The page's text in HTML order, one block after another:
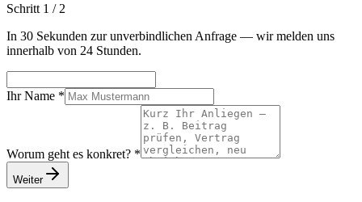
Schritt 1 / 2
In 30 Sekunden zur unverbindlichen Anfrage — wir melden uns
innerhalb von 24 Stunden.
Ihr Name *
Worum geht es konkret? *
Weiter